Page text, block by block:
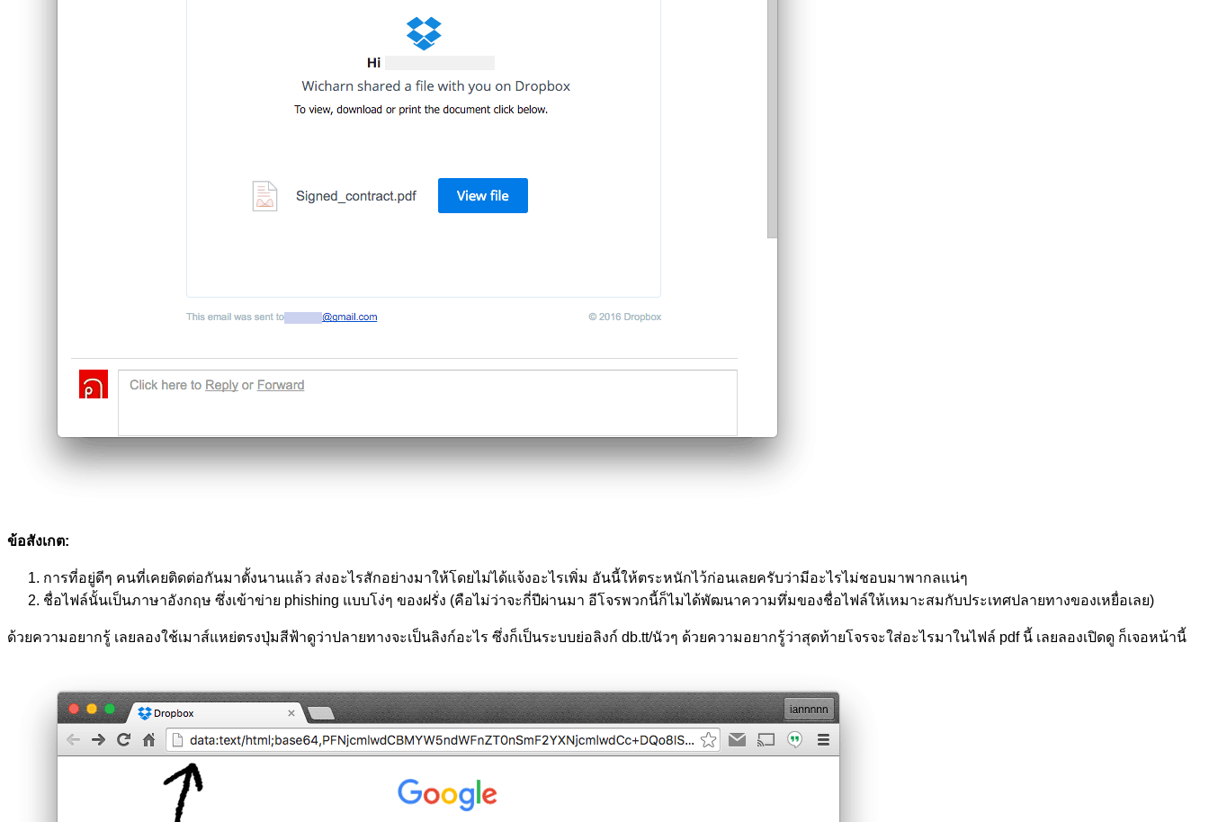
ข้อสังเกต:
การที่อยู่ดีๆ คนที่เคยติดต่อกันมาตั้งนานแล้ว ส่งอะไรสักอย่างมาให้โดยไม่ได้แจ้งอะไรเพิ่ม อันนี้ให้ตระหนักไว้ก่อนเลยครับว่ามีอะไรไม่ชอบมาพากลแน่ๆ
ชื่อไฟล์นั้นเป็นภาษาอังกฤษ ซึ่งเข้าข่าย phishing แบบโง่ๆ ของฝรั่ง (คือไม่ว่าจะกี่ปีผ่านมา อีโจรพวกนี้ก็ไมได้พัฒนาความทึ่มของชื่อไฟล์ให้เหมาะสมกับประเทศปลายทางของเหยื่อเลย)
ด้วยความอยากรู้ เลยลองใช้เมาส์แหย่ตรงปุ่มสีฟ้าดูว่าปลายทางจะเป็นลิงก์อะไร ซึ่งก็เป็นระบบย่อลิงก์ db.tt/นัวๆ ด้วยความอยากรู้ว่าสุดท้ายโจรจะใส่อะไรมาในไฟล์ pdf นี้ เลยลองเปิดดู ก็เจอหน้านี้